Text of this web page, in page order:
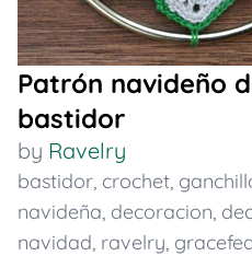
Patrón navideño
bastidor
by Ravelry
bastidor, crochet,
navideña, decoracion,
navidad, ravelry,